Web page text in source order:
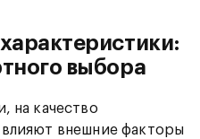
выбора
на качество
внешние факторы